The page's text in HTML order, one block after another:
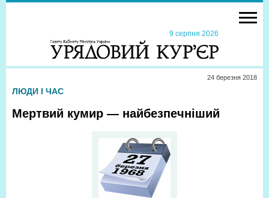
9 серпня 2026
24 березня 2018
ЛЮДИ І ЧАС
Мертвий кумир — найбезпечніший